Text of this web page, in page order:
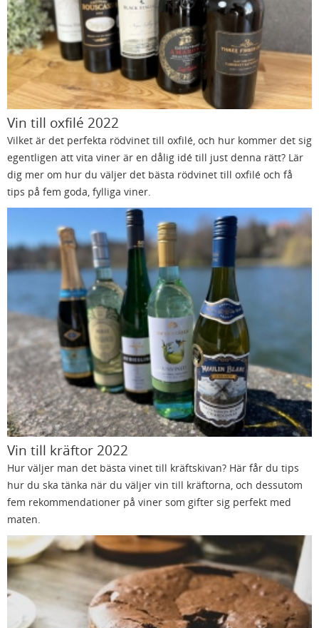
Vin till oxfilé 2022
Vilket är det perfekta rödvinet till oxfilé, och hur kommer det sig
egentligen att vita viner är en dålig idé till just denna rätt? Lär
dig mer om hur du väljer det bästa rödvinet till oxfilé och få
tips på fem goda, fylliga viner.
Vin till kräftor 2022
Hur väljer man det bästa vinet till kräftskivan? Här får du tips
hur du ska tänka när du väljer vin till kräftorna, och dessutom
fem rekommendationer på viner som gifter sig perfekt med
maten.